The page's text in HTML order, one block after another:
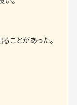
ことがあった。